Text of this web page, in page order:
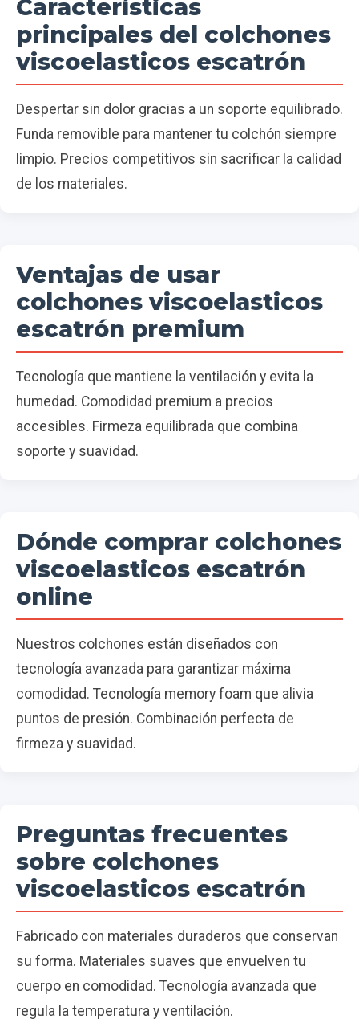
Características
principales del colchones
viscoelasticos escatrón
Despertar sin dolor gracias a un soporte equilibrado.
Funda removible para mantener tu colchón siempre
limpio. Precios competitivos sin sacrificar la calidad
de los materiales.
Ventajas de usar
colchones viscoelasticos
escatrón premium
Tecnología que mantiene la ventilación y evita la
humedad. Comodidad premium a precios
accesibles. Firmeza equilibrada que combina
soporte y suavidad.
Dónde comprar colchones
viscoelasticos escatrón
online
Nuestros colchones están diseñados con
tecnología avanzada para garantizar máxima
comodidad. Tecnología memory foam que alivia
puntos de presión. Combinación perfecta de
firmeza y suavidad.
Preguntas frecuentes
sobre colchones
viscoelasticos escatrón
Fabricado con materiales duraderos que conservan
su forma. Materiales suaves que envuelven tu
cuerpo en comodidad. Tecnología avanzada que
regula la temperatura y ventilación.